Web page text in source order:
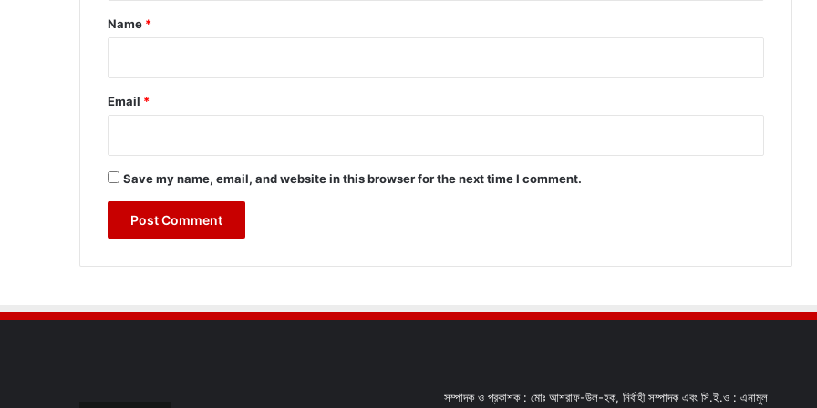
*
Name *
Email *
Save my name, email, and website in this browser for the next time I comment.
সম্পাদক ও প্রকাশক : মোঃ আশরাফ-উল-হক, নির্বাহী সম্পাদক এবং সি.ই.ও : এনামুল